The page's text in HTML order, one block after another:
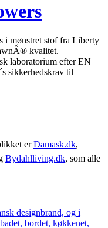
i mønstret stof fra Liberty
kvalitet.
laboratorium efter EN
sikkerhedskrav til
erDamask.dk,
Bydahlliving.dk, som alle
designbrand, og i
bordet, køkkenet,